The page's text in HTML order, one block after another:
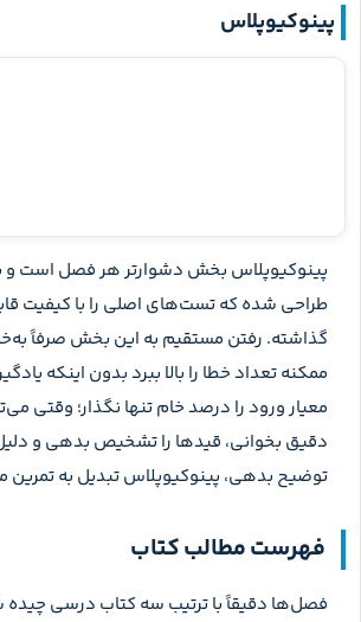
تحلیلشان را به جلد پاسخ یا منبع آموزشی